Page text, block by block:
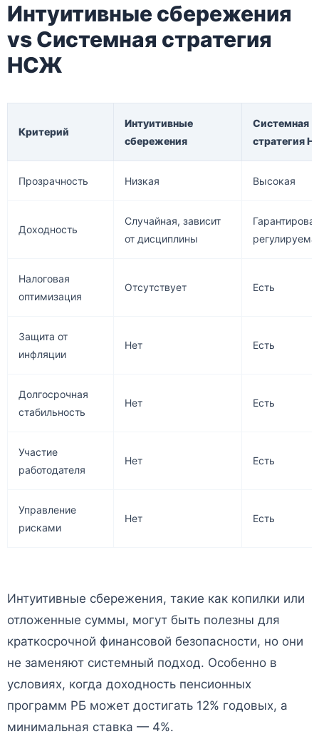
Интуитивные сбережения
vs Системная стратегия
НСЖ
Критерий
Интуитивные
сбережения
Системная
стратегия
Прозрачность Низкая Высокая
Доходность
Случайная, зависит
от дисциплины
Налоговая
оптимизация
Отсутствует Есть
Защита от
инфляции
Нет Есть
Долгосрочная
стабильность
Нет Есть
Участие
работодателя
Нет Есть
Управление
рисками
Нет Есть
Интуитивные сбережения, такие как копилки или
отложенные суммы, могут быть полезны для
краткосрочной финансовой безопасности, но они
не заменяют системный подход. Особенно в
условиях, когда доходность пенсионных
программ РБ может достигать 12% годовых, а
минимальная ставка — 4%.